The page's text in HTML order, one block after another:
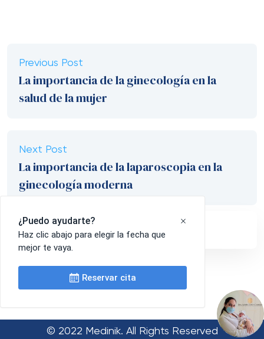
Previous Post
La importancia de la ginecología en la
salud de la mujer
Next Post
La importancia de la laparoscopia en la
ginecología moderna
© 2022 Medinik. All Rights Reserved